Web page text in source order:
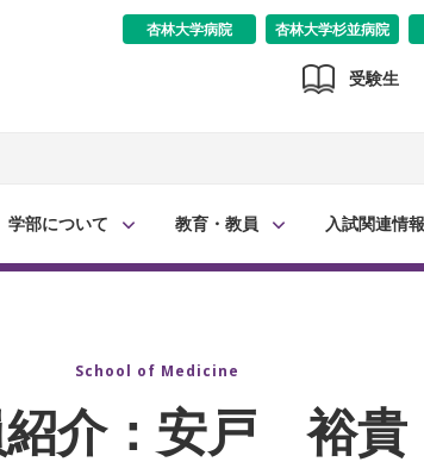
杏林大学病院 杏林大学杉並病院
受験生
学部について 教育・教員 入試関連情報
School of Medicine
紹介：安戸 裕貴